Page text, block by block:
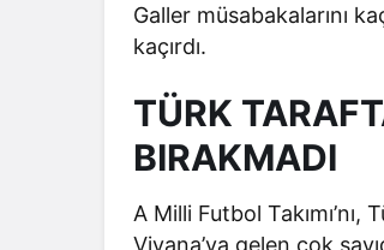
Galler müsabakalarını
kaçırdı.
TÜRK
BIRAKMADI
A Milli Futbol
Viyana’ya gelen çok